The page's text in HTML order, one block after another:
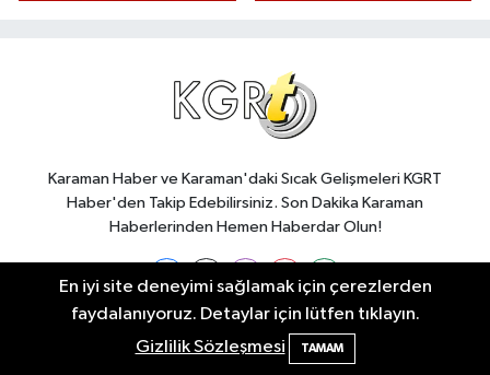
Karaman Haber ve Karaman'daki Sıcak Gelişmeleri KGRT
Haber'den Takip Edebilirsiniz. Son Dakika Karaman
Haberlerinden Hemen Haberdar Olun!
Karaman Asayiş Haberleri
Bilim ve Teknoloji Haberleri
Eğitim Haberleri Ekonomi Haberleri
En iyi site deneyimi sağlamak için çerezlerden
faydalanıyoruz. Detaylar için lütfen tıklayın.
Gizlilik Sözleşmesi
TAMAM